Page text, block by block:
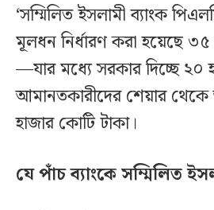
‘সম্মিলিত ইসলামী ব্যাংক
মূলধন নির্ধারণ করা হয়েছে
—যার মধ্যে সরকার দিচ্ছে ২০
আমানতকারীদের শেয়ার
হাজার কোটি টাকা।
যে পাঁচ ব্যাংকে সম্মিলিত